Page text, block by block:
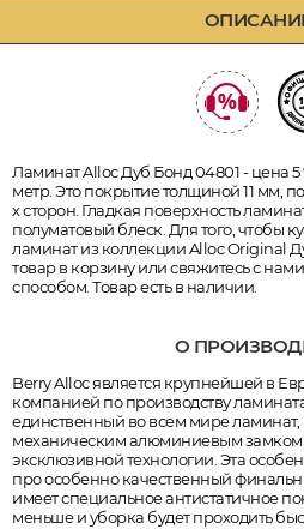
Ламинат Alloc Дуб Бонд 04801 - цена 5
метр. Это покрытие толщиной 11 мм,
х сторон. Гладкая поверхность
полуматовый блеск. Для того, чтобы
ламинат из коллекции Alloc Original
товар в корзину или свяжитесь с
способом. Товар есть в наличии.
О
Berry Alloc является крупнейшей в
компанией по производству
единственный во всем мире ламинат,
механическим алюминиевым замком
эксклюзивной технологии. Эта
про особенно качественный
имеет специальное антистатичное
меньше и уборка будет проходить